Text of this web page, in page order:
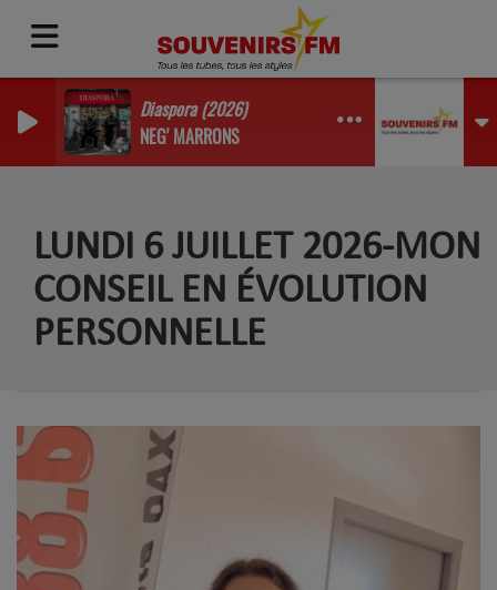
Diaspora (2026)
NEG' MARRONS
LUNDI 6 JUILLET 2026-MON
CONSEIL EN ÉVOLUTION
PERSONNELLE